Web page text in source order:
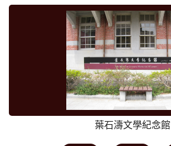
葉石濤文學紀念館